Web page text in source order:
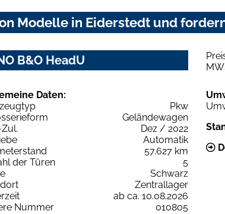
Modelle in Eiderstedt und
B&O HeadU
Daten:
Pkw
Geländewagen
Dez / 2022
Automatik
57.627 km
der Türen
5
Schwarz
Zentrallager
ab ca. 10.08.2026
Nummer
010805